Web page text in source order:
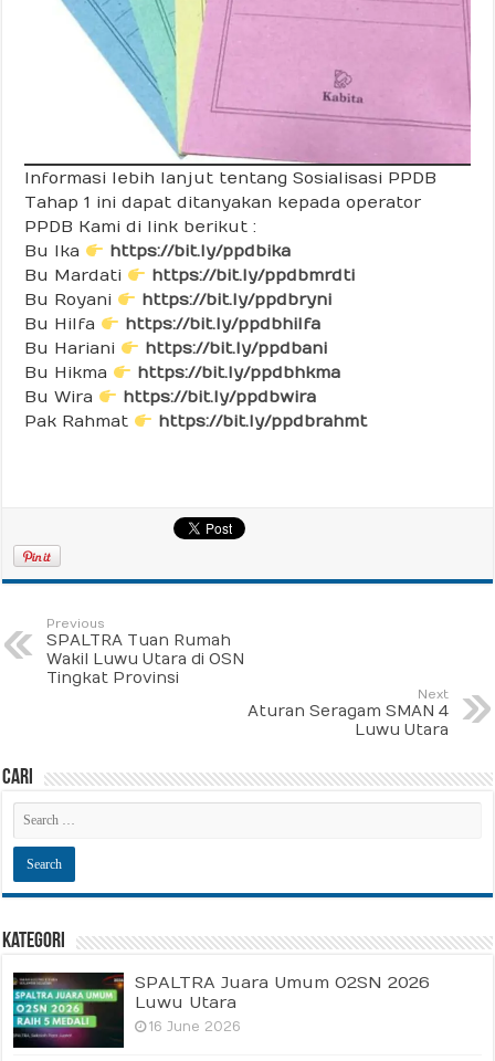
Informasi lebih lanjut tentang Sosialisasi PPDB
Tahap 1 ini dapat ditanyakan kepada operator
PPDB Kami di link berikut :
Bu Ika
https://bit.ly/ppdbika
Bu Mardati
https://bit.ly/ppdbmrdti
Bu Royani
https://bit.ly/ppdbryni
Bu Hilfa
https://bit.ly/ppdbhilfa
Bu Hariani
https://bit.ly/ppdbani
Bu Hikma
https://bit.ly/ppdbhkma
Bu Wira
https://bit.ly/ppdbwira
Pak Rahmat
https://bit.ly/ppdbrahmt
Previous
SPALTRA Tuan Rumah
Wakil Luwu Utara di OSN
Tingkat Provinsi
Next
Aturan Seragam SMAN 4
Luwu Utara
Cari
Kategori
SPALTRA Juara Umum O2SN 2026
Luwu Utara
16 June 2026